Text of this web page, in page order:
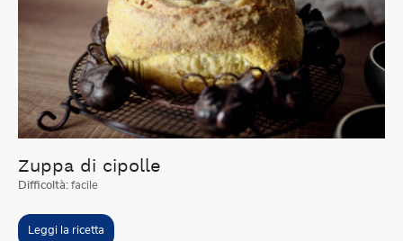
Zuppa di cipolle
Difficoltà: facile
Leggi la ricetta